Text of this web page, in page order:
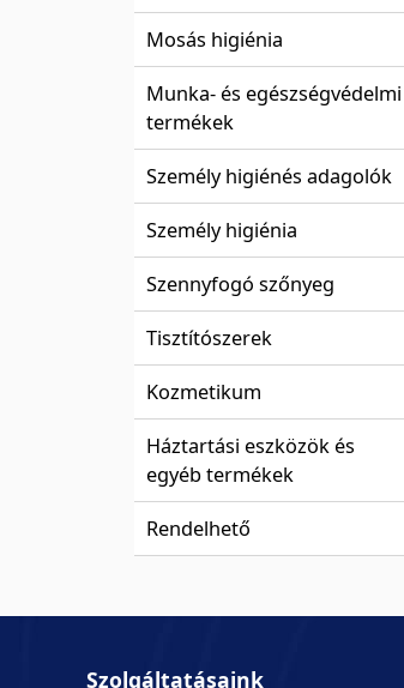
Mosás higiénia
Munka- és egészségvédelmi
termékek
Személy higiénés adagolók
Személy higiénia
Szennyfogó szőnyeg
Tisztítószerek
Kozmetikum
Háztartási eszközök és
egyéb termékek
Rendelhető
Szolgáltatásaink